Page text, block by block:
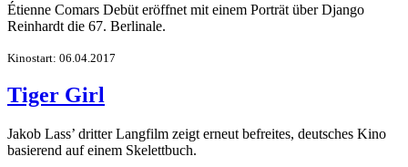
Étienne Comars Debüt eröffnet mit einem Porträt über Django
Reinhardt die 67. Berlinale.
Kinostart: 06.04.2017
Tiger Girl
Jakob Lass’ dritter Langfilm zeigt erneut befreites, deutsches Kino
basierend auf einem Skelettbuch.